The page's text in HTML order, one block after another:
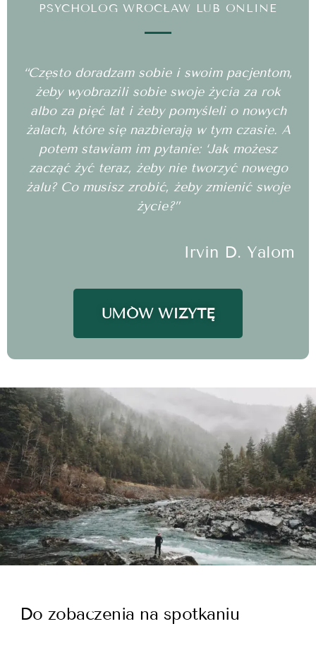
PSYCHOLOG WROCŁAW LUB ONLINE
“Często doradzam sobie i swoim pacjentom,
żeby wyobrazili sobie swoje życia za rok
albo za pięć lat i żeby pomyśleli o nowych
żalach, które się nazbierają w tym czasie. A
potem stawiam im pytanie: ‘Jak możesz
zacząć żyć teraz, żeby nie tworzyć nowego
żalu? Co musisz zrobić, żeby zmienić swoje
życie?”
Irvin D. Yalom
UMÓW WIZYTĘ
Do zobaczenia na spotkaniu